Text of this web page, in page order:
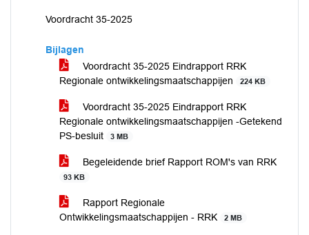
Voordracht 35-2025
Bijlagen
Voordracht 35-2025 Eindrapport RRK
Regionale ontwikkelingsmaatschappijen
224 KB
Voordracht 35-2025 Eindrapport RRK
Regionale ontwikkelingsmaatschappijen -Getekend
PS-besluit
3 MB
Begeleidende brief Rapport ROM's van RRK
93 KB
Rapport Regionale
Ontwikkelingsmaatschappijen - RRK
2 MB